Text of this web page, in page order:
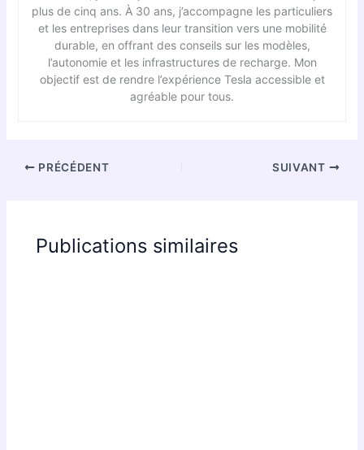
plus de cinq ans. À 30 ans, j’accompagne les particuliers
et les entreprises dans leur transition vers une mobilité
durable, en offrant des conseils sur les modèles,
l’autonomie et les infrastructures de recharge. Mon
objectif est de rendre l’expérience Tesla accessible et
agréable pour tous.
PRÉCÉDENT SUIVANT
Publications similaires